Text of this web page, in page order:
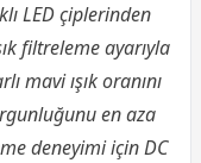
LED çiplerinden
filtreleme ayarıyla
mavi ışık oranını
en aza
deneyimi için DC